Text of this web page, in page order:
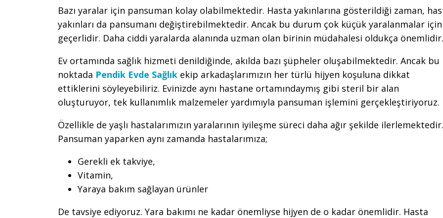
Bazı yaralar için pansuman kolay olabilmektedir. Hasta yakınlarına gösterildiği zaman,
yakınları da pansumanı değiştirebilmektedir. Ancak bu durum çok küçük yaralanmalar için
geçerlidir. Daha ciddi yaralarda alanında uzman olan birinin müdahalesi oldukça önemlidir.
Ev ortamında sağlık hizmeti denildiğinde, akılda bazı şüpheler oluşabilmektedir. Ancak bu
noktada Pendik Evde Sağlık ekip arkadaşlarımızın her türlü hijyen koşuluna dikkat
ettiklerini söyleyebiliriz. Evinizde aynı hastane ortamındaymış gibi steril bir alan
oluşturuyor, tek kullanımlık malzemeler yardımıyla pansuman işlemini gerçekleştiriyoruz.
Özellikle de yaşlı hastalarımızın yaralarının iyileşme süreci daha ağır şekilde ilerlemektedir.
Pansuman yaparken aynı zamanda hastalarımıza;
Gerekli ek takviye,
Vitamin,
Yaraya bakım sağlayan ürünler
De tavsiye ediyoruz. Yara bakımı ne kadar önemliyse hijyen de o kadar önemlidir. Hasta